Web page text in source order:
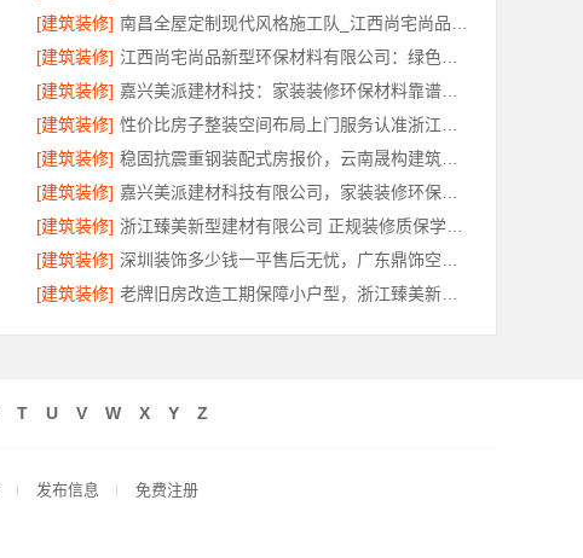
[建筑装修]
[建筑装修]
[建筑装修]
[建筑装修]
[建筑装修]
[建筑装修]
[建筑装修]
[建筑装修]
[建筑装修]
T U V W X Y Z
发布信息 免费注册